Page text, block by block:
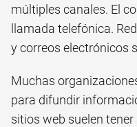
múltiples canales. El
llamada telefónica.
y correos electrónicos
Muchas
para difundir
sitios web suelen